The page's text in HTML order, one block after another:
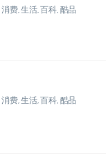
消费,生活,百科 酷品
消费,生活,百科, 酷品